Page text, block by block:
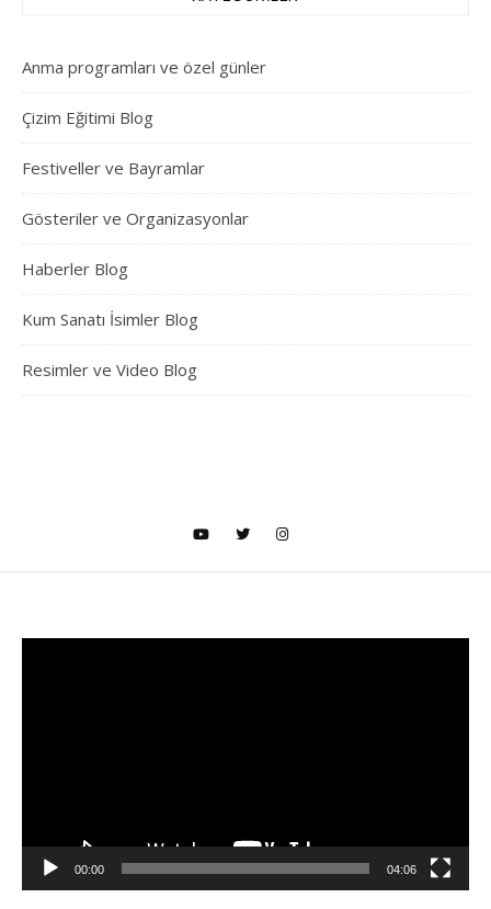
Anma programları ve özel günler
Çizim Eğitimi Blog
Festiveller ve Bayramlar
Gösteriler ve Organizasyonlar
Haberler Blog
Kum Sanatı İsimler Blog
Resimler ve Video Blog
00:00 04:06